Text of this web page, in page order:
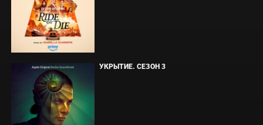
УКРЫТИЕ. СЕЗОН 3